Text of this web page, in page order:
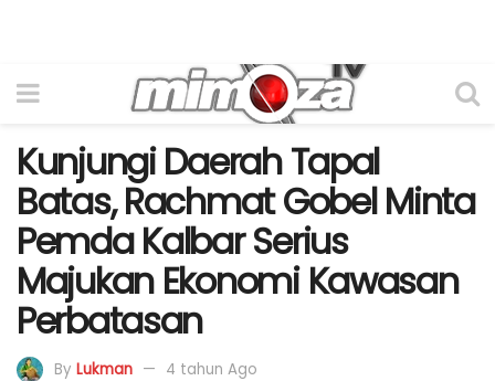
Kunjungi Daerah Tapal
Batas, Rachmat Gobel Minta
Pemda Kalbar Serius
Majukan Ekonomi Kawasan
Perbatasan
By Lukman 4 tahun Ago